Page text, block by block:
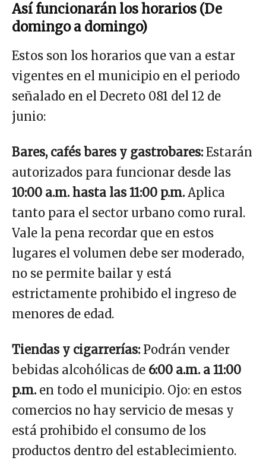
Así funcionarán los horarios (De
domingo a domingo)
Estos son los horarios que van a estar
vigentes en el municipio en el periodo
señalado en el Decreto 081 del 12 de
junio:
Bares, cafés bares y gastrobares: Estarán
autorizados para funcionar desde las
10:00 a.m. hasta las 11:00 p.m. Aplica
tanto para el sector urbano como rural.
Vale la pena recordar que en estos
lugares el volumen debe ser moderado,
no se permite bailar y está
estrictamente prohibido el ingreso de
menores de edad.
Tiendas y cigarrerías: Podrán vender
bebidas alcohólicas de 6:00 a.m. a 11:00
p.m. en todo el municipio. Ojo: en estos
comercios no hay servicio de mesas y
está prohibido el consumo de los
productos dentro del establecimiento.